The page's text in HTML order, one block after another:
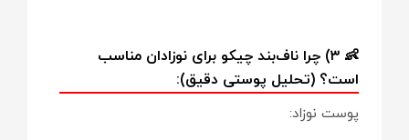
👶 ۳) چرا ناف‌بند چیکو برای نوزادان مناسب
است؟ (تحلیل پوستی دقیق):
پوست نوزاد: